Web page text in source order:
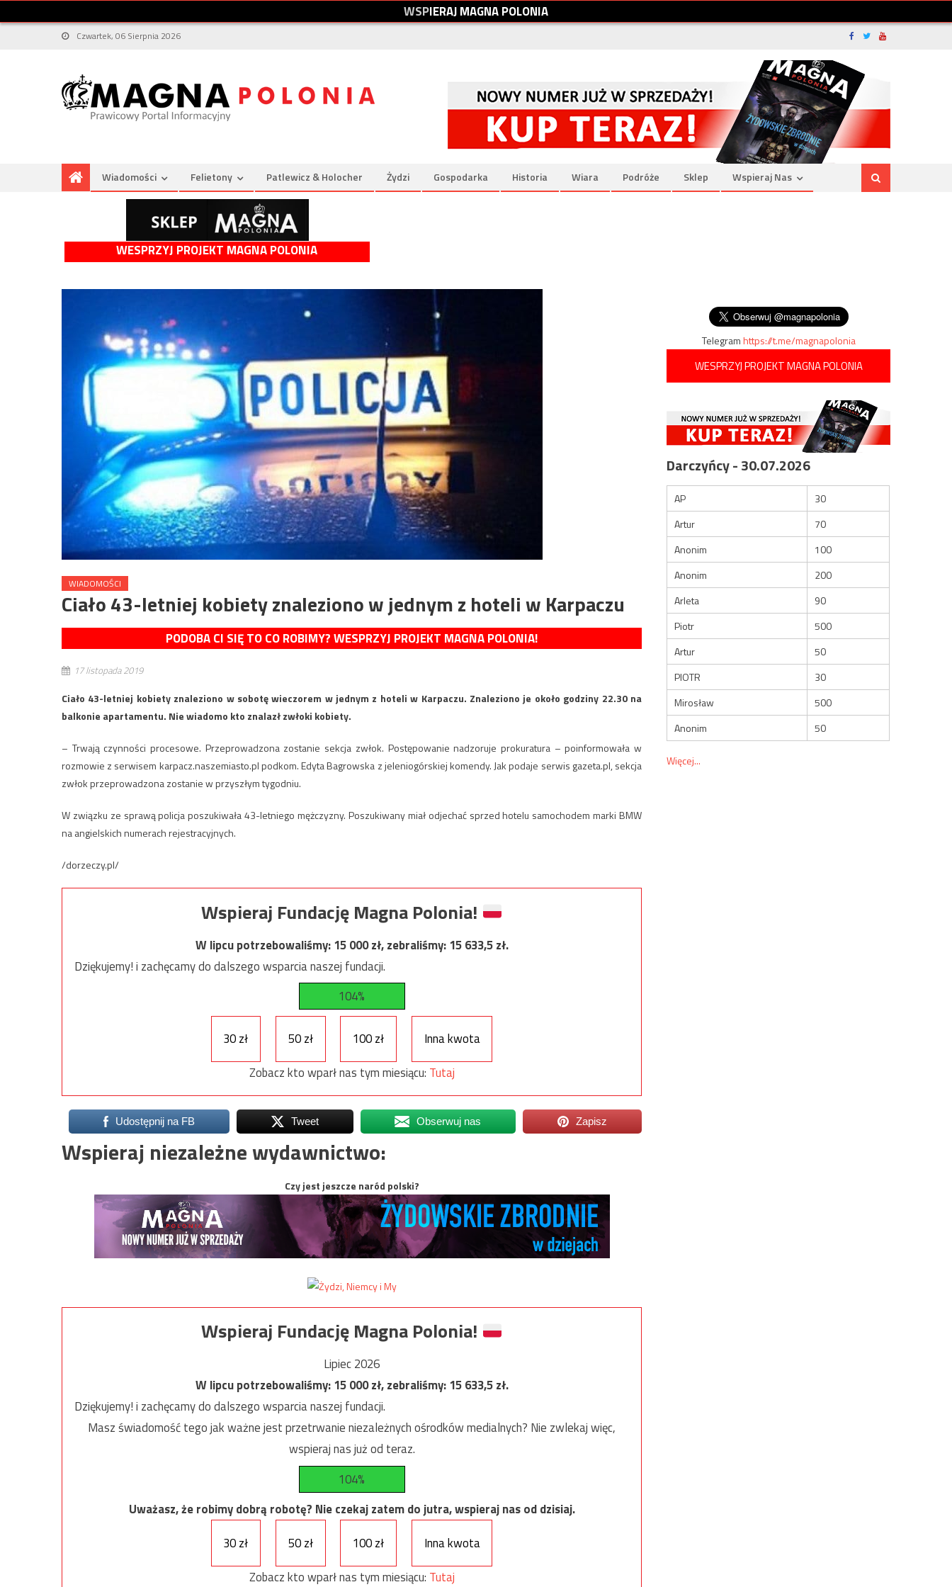
WSPIERAJMAGNAPOLONIA
Czwartek, 06 Sierpnia 2026
Wiadomości Felietony Patlewicz & Holocher Żydzi Gospodarka Historia Wiara Podróże Sklep Wspieraj Nas
WESPRZYJ PROJEKT MAGNA POLONIA
WIADOMOŚCI
Ciało 43-letniej kobiety znaleziono w jednym z hoteli w Karpaczu
PODOBA CI SIĘ TO CO ROBIMY? WESPRZYJ PROJEKT MAGNA POLONIA!
17 listopada 2019
Ciało 43-letniej kobiety znaleziono w sobotę wieczorem w jednym z hoteli w Karpaczu. Znaleziono je około godziny 22.30 na
balkonie apartamentu. Nie wiadomo kto znalazł zwłoki kobiety.
– Trwają czynności procesowe. Przeprowadzona zostanie sekcja zwłok. Postępowanie nadzoruje prokuratura – poinformowała w
rozmowie z serwisem karpacz.naszemiasto.pl podkom. Edyta Bagrowska z jeleniogórskiej komendy. Jak podaje serwis gazeta.pl, sekcja
zwłok przeprowadzona zostanie w przyszłym tygodniu.
W związku ze sprawą policja poszukiwała 43-letniego mężczyzny. Poszukiwany miał odjechać sprzed hotelu samochodem marki BMW
na angielskich numerach rejestracyjnych.
/dorzeczy.pl/
Wspieraj Fundację Magna Polonia!
W lipcu potrzebowaliśmy:15 000zł, zebraliśmy:15 633,5zł.
Dziękujemy! i zachęcamy do dalszego wsparcia naszej fundacji.
104%
30 zł 50 zł 100 zł
Inna kwota
Zobacz kto wparł nas tym miesiącu: Tutaj
Udostępnij na FB Tweet Obserwuj nas Zapisz
Wspieraj niezależne wydawnictwo:
Czy jest jeszcze naród polski?
Wspieraj Fundację Magna Polonia!
Lipiec 2026
W lipcu potrzebowaliśmy:15 000zł, zebraliśmy:15 633,5zł.
Dziękujemy! i zachęcamy do dalszego wsparcia naszej fundacji.
Masz świadomość tego jak ważne jest przetrwanie niezależnych ośrodków medialnych? Nie zwlekaj więc,
wspieraj nas już od teraz.
104%
Uważasz, że robimy dobrą robotę? Nie czekaj zatem do jutra, wspieraj nas od dzisiaj.
30 zł
50 zł 100 zł
Inna kwota
Zobacz kto wparł nas tym miesiącu: Tutaj
Telegramhttps://t.me/magnapolonia
WESPRZYJ PROJEKT MAGNA POLONIA
Darczyńcy - 30.07.2026
AP
30
Artur
70
Anonim
100
Anonim
200
Arleta
90
Piotr
500
Artur
50
PIOTR
30
Mirosław
500
Anonim
50
Więcej...